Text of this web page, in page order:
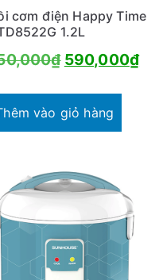
cơm điện Happy Time
1.2L
₫ Giá
là:
590,000₫
vào giỏ hàng